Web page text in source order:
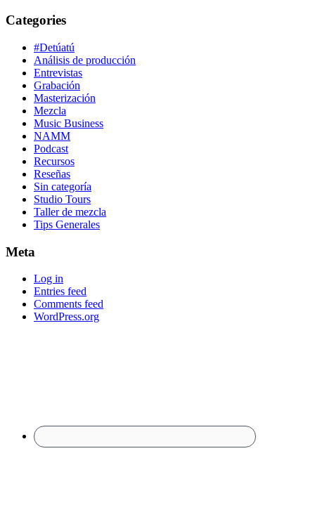
Categories
#Detúatú
Análisis de producción
Entrevistas
Grabación
Masterización
Mezcla
Music Business
NAMM
Podcast
Recursos
Reseñas
Sin categoría
Studio Tours
Taller de mezcla
Tips Generales
Meta
Log in
Entries feed
Comments feed
WordPress.org